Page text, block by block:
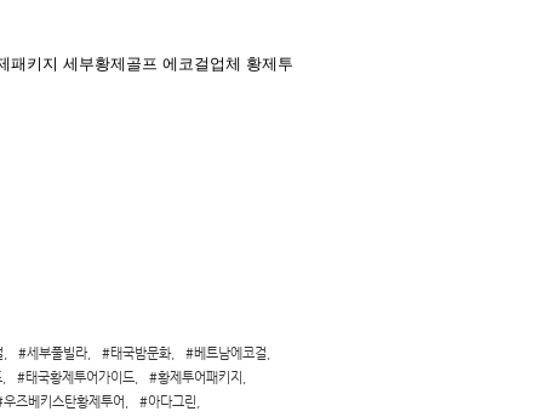
#세부풀빌라, #태국밤문화, #베트남에코걸
#태국황제투어가이드 #황제투어패키지
즈베키스탄황제투어 #아다그린